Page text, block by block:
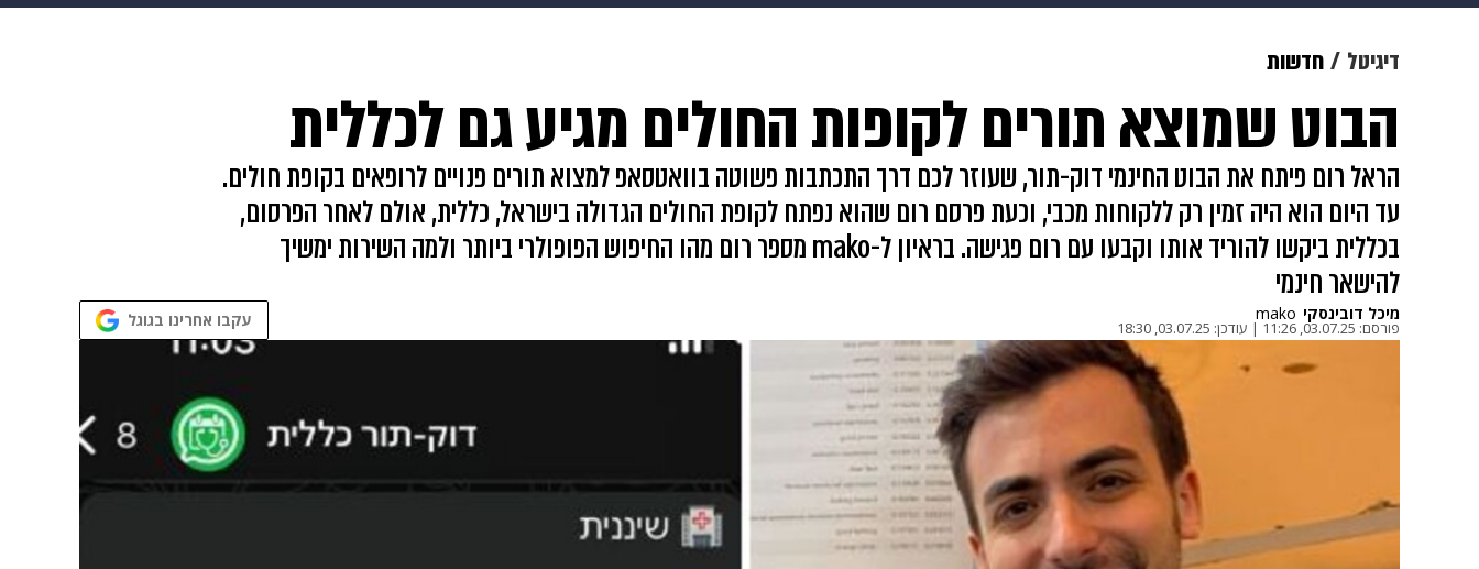
צבא וביטחון
ויוה משפט תשעה חודשים מתכונים פרויקטים מיוחדים
דיגיטל חדשות
הבוט שמוצא תורים לקופות החולים מגיע גם לכללית
הראל רום פיתח את הבוט החינמי דוק-תור, שעוזר לכם דרך התכתבות פשוטה בוואטסאפ למצוא תורים פנויים לרופאים בקופת חולים.
עד היום הוא היה זמין רק ללקוחות מכבי, וכעת פרסם רום שהוא נפתח לקופת החולים הגדולה בישראל, כללית, אולם לאחר הפרסום,
בכללית ביקשו להוריד אותו וקבעו עם רום פגישה. בראיון ל-mako מספר רום מהו החיפוש הפופולרי ביותר ולמה השירות ימשיך
להישאר חינמי
מיכל דובינסקי mako
פורסם: 03.07.25, 11:26
| עודכן: 03.07.25, 18:30 עקבו אחרינו בגוגל